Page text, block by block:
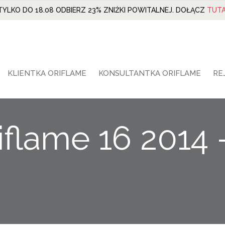
DO 18.08 ODBIERZ 23% ZNIŻKI POWITALNEJ. DOŁĄCZ
KLIENTKA ORIFLAME KONSULTANTKA ORIFLAME
16 2014